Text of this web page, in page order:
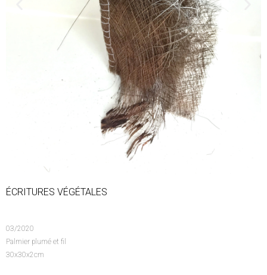
ÉCRITURES VÉGÉTALES
03/2020
Palmier plumé et fil
30x30x2cm